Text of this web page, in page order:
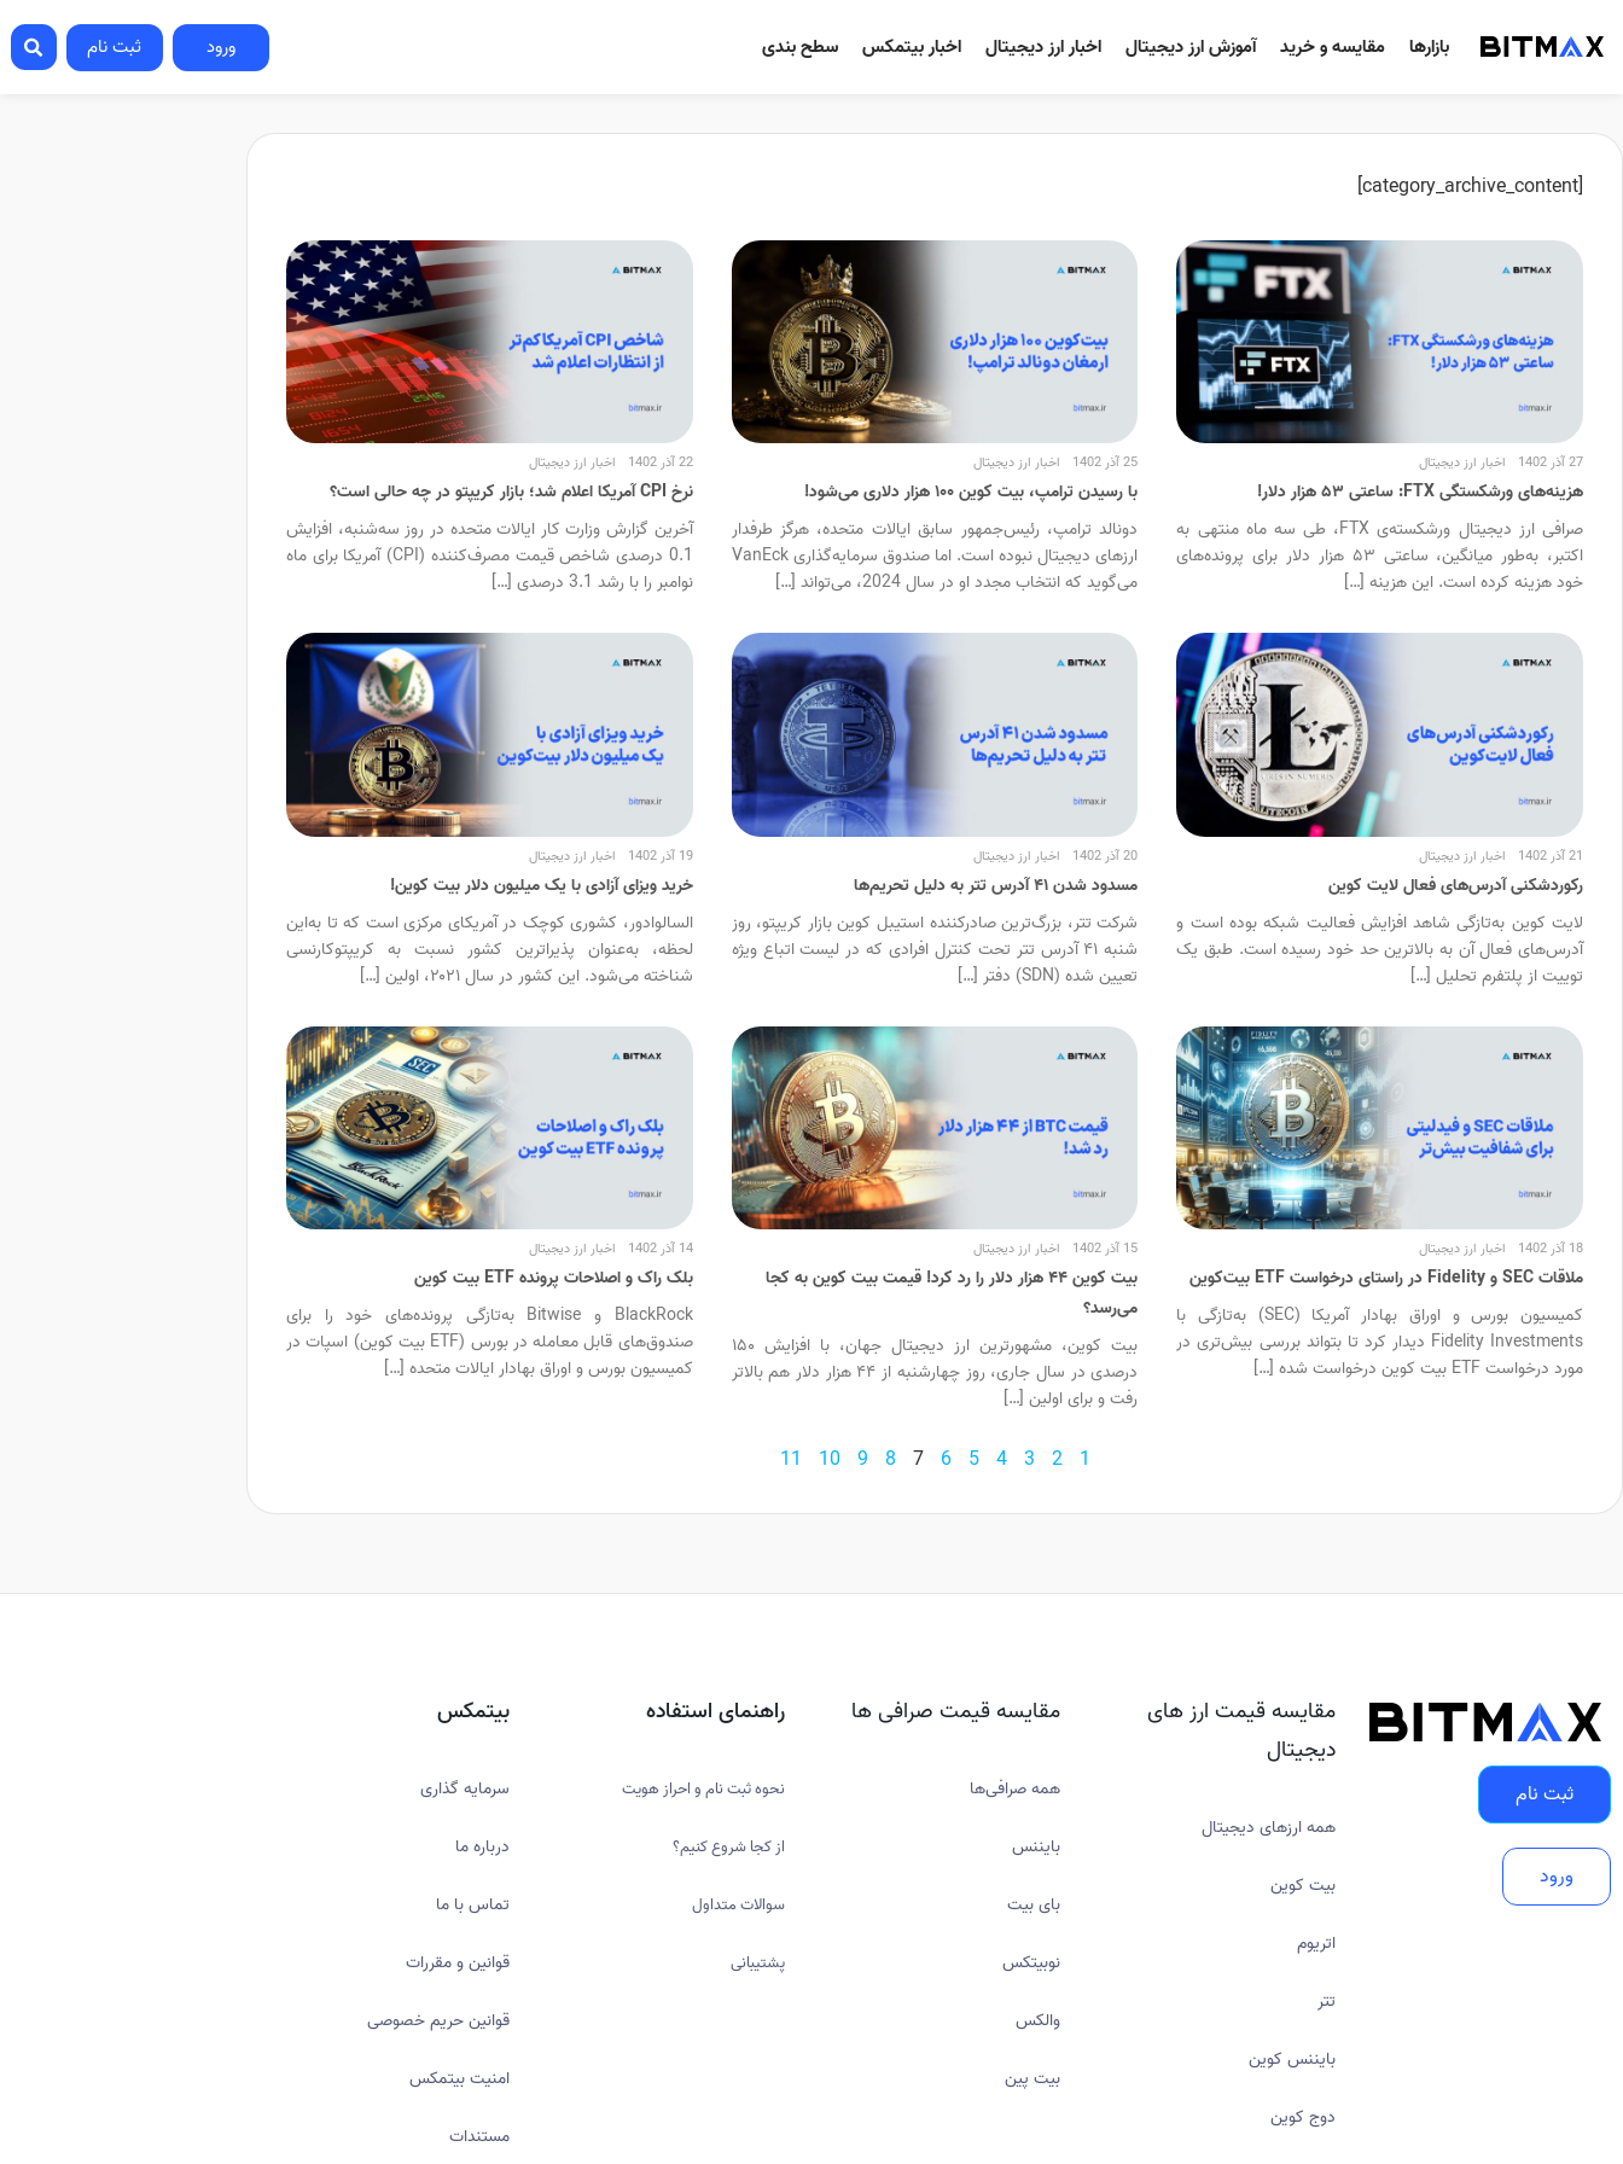
بازارها مقایسه و خرید آموزش ارز دیجیتال اخبار ارز دیجیتال اخبار بیتمکس سطح بندی ورود ثبت نام
[category_archive_content]
27 آذر 1402 اخبار ارز دیجیتال
هزینه‌های ورشکستگی FTX: ساعتی ۵۳ هزار دلار!
صرافی ارز دیجیتال ورشکسته‌ی FTX، طی سه ماه منتهی به
اکتبر، به‌طور میانگین، ساعتی ۵۳ هزار دلار برای پرونده‌های
خود هزینه کرده است. این هزینه […]
25 آذر 1402 اخبار ارز دیجیتال
با رسیدن ترامپ، بیت کوین ۱۰۰ هزار دلاری می‌شود!
دونالد ترامپ، رئیس‌جمهور سابق ایالات متحده، هرگز طرفدار
ارزهای دیجیتال نبوده است. اما صندوق سرمایه‌گذاری VanEck
می‌گوید که انتخاب مجدد او در سال 2024، می‌تواند […]
22 آذر 1402 اخبار ارز دیجیتال
نرخ CPI آمریکا اعلام شد؛ بازار کریپتو در چه حالی است؟
آخرین گزارش وزارت کار ایالات متحده در روز سه‌شنبه، افزایش
0.1 درصدی شاخص قیمت مصرف‌کننده (CPI) آمریکا برای ماه
نوامبر را با رشد 3.1 درصدی […]
21 آذر 1402 اخبار ارز دیجیتال
رکوردشکنی آدرس‌های فعال لایت کوین
لایت کوین به‌تازگی شاهد افزایش فعالیت شبکه بوده است و
آدرس‌های فعال آن به بالاترین حد خود رسیده است. طبق یک
توییت از پلتفرم تحلیل […]
20 آذر 1402 اخبار ارز دیجیتال
مسدود شدن ۴۱ آدرس تتر به دلیل تحریم‌ها
شرکت تتر، بزرگ‌ترین صادرکننده استیبل کوین بازار کریپتو، روز
شنبه ۴۱ آدرس تتر تحت کنترل افرادی که در لیست اتباع ویژه
تعیین شده (SDN) دفتر […]
19 آذر 1402 اخبار ارز دیجیتال
خرید ویزای آزادی با یک میلیون دلار بیت کوین!
السالوادور، کشوری کوچک در آمریکای مرکزی است که تا به‌این
لحظه، به‌عنوان پذیراترین کشور نسبت به کریپتوکارنسی
شناخته می‌شود. این کشور در سال ۲۰۲۱، اولین […]
18 آذر 1402 اخبار ارز دیجیتال
ملاقات SEC و Fidelity در راستای درخواست ETF بیت‌کوین
کمیسیون بورس و اوراق بهادار آمریکا (SEC) به‌تازگی با
Fidelity Investments دیدار کرد تا بتواند بررسی بیش‌تری در
مورد درخواست ETF بیت کوین درخواست شده […]
15 آذر 1402 اخبار ارز دیجیتال
بیت کوین ۴۴ هزار دلار را رد کرد! قیمت بیت کوین به کجا
می‌رسد؟
بیت کوین، مشهورترین ارز دیجیتال جهان، با افزایش ۱۵۰
درصدی در سال جاری، روز چهارشنبه از ۴۴ هزار دلار هم بالاتر
رفت و برای اولین […]
14 آذر 1402 اخبار ارز دیجیتال
بلک راک و اصلاحات پرونده ETF بیت کوین
BlackRock و Bitwise به‌تازگی پرونده‌های خود را برای
صندوق‌های قابل معامله در بورس (ETF بیت کوین) اسپات در
کمیسیون بورس و اوراق بهادار ایالات متحده […]
1
2
3
4
5
6
7
8
9
10
11
ثبت نام
ورود
مقایسه قیمت ارز های
دیجیتال
همه ارزهای دیجیتال
بیت کوین
اتریوم
تتر
بایننس کوین
دوج کوین
مقایسه قیمت صرافی ها
همه صرافی‌ها
بایننس
بای بیت
نوبیتکس
والکس
بیت پین
راهنمای استفاده
نحوه ثبت نام و احراز هویت
از کجا شروع کنیم؟
سوالات متداول
پشتیبانی
بیتمکس
سرمایه گذاری
درباره ما
تماس با ما
قوانین و مقررات
قوانین حریم خصوصی
امنیت بیتمکس
مستندات